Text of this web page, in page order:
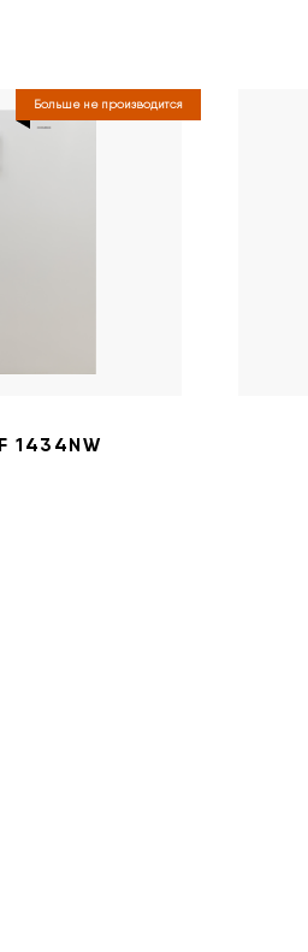
Больше не производится
1434NW